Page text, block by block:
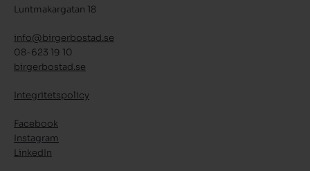
Luntmakargatan 18
info@birgerbostad.se
08-623 19 10
birgerbostad.se
Integritetspolicy
Facebook
Instagram
LinkedIn